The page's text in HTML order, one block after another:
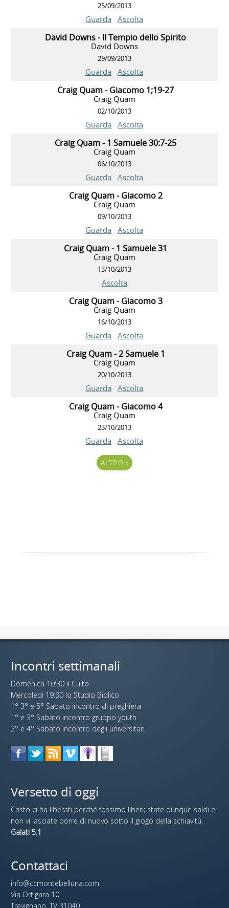
25/09/2013
Guarda Ascolta
David Downs - Il Tempio dello Spirito
David Downs
29/09/2013
Guarda Ascolta
Craig Quam - Giacomo 1;19-27
Craig Quam
02/10/2013
Guarda Ascolta
Craig Quam - 1 Samuele 30:7-25
Craig Quam
06/10/2013
Guarda Ascolta
Craig Quam - Giacomo 2
Craig Quam
09/10/2013
Guarda Ascolta
Craig Quam - 1 Samuele 31
Craig Quam
13/10/2013
Ascolta
Craig Quam - Giacomo 3
Craig Quam
16/10/2013
Guarda Ascolta
Craig Quam - 2 Samuele 1
Craig Quam
20/10/2013
Guarda Ascolta
Craig Quam - Giacomo 4
Craig Quam
23/10/2013
Guarda Ascolta
ALTRO »
Incontri settimanali
Domenica 10:30 il Culto
Mercoledi 19:30 lo Studio Biblico
1° 3° e 5° Sabato incontro di preghiera
1° e 3° Sabato incontro gruppo youth
2° e 4° Sabato incontro degli universitari
Versetto di oggi
Cristo ci ha liberati perché fossimo liberi; state dunque saldi e
non vi lasciate porre di nuovo sotto il giogo della schiavitù.
Galati 5:1
Contattaci
info@ccmontebelluna.com
Via Ortigara 10
Trevignano, TV 31040